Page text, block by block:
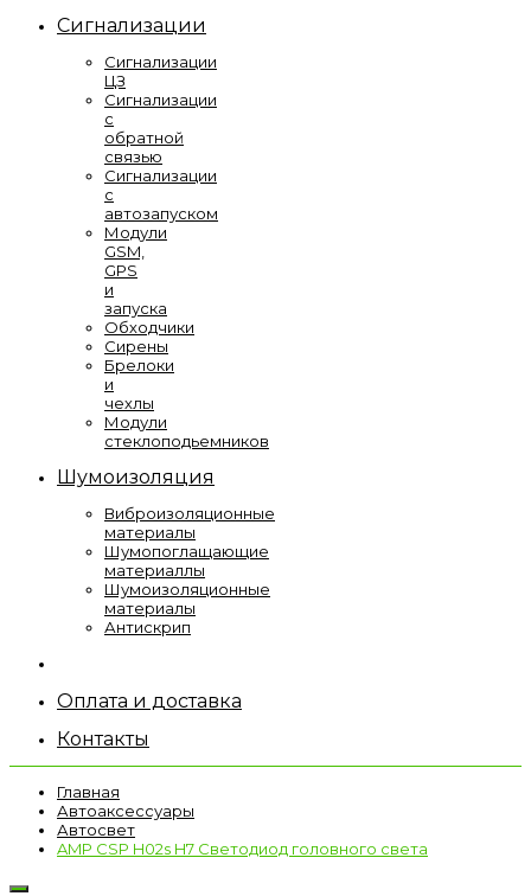
Сигнализации
Сигнализации
ЦЗ
Сигнализации
с
обратной
связью
Сигнализации
с
автозапуском
Модули
GSM,
GPS
и
запуска
Обходчики
Сирены
Брелоки
и
чехлы
Модули
стеклоподьемников
Шумоизоляция
Виброизоляционные
материалы
Шумопоглащающие
материаллы
Шумоизоляционные
материалы
Антискрип
Оплата и доставка
Контакты
Главная
Автоаксессуары
Автосвет
AMP CSP H02s H7 Светодиод головного света